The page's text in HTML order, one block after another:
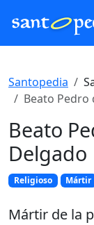
Santopedia
Beato Pedro
Beato
Delgado
Religioso Mártir
Mártir de la